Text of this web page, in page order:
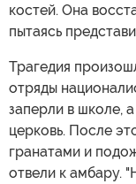
костей. Она
пытаясь
Трагедия
отряды
заперли в школе,
церковь. После
гранатами и
отвели к амбару.